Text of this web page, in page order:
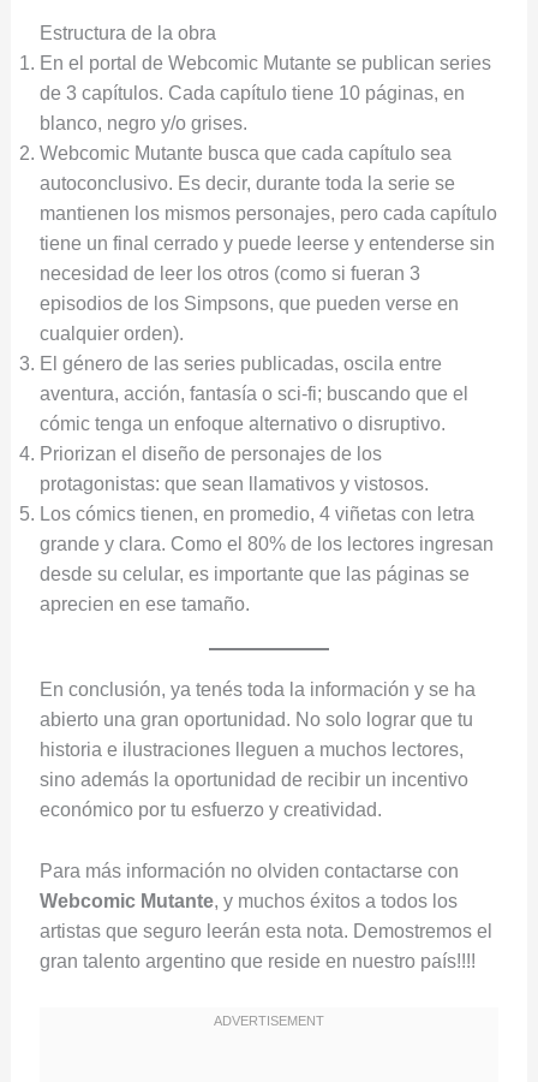
Estructura de la obra
En el portal de Webcomic Mutante se publican series
de 3 capítulos. Cada capítulo tiene 10 páginas, en
blanco, negro y/o grises.
Webcomic Mutante busca que cada capítulo sea
autoconclusivo. Es decir, durante toda la serie se
mantienen los mismos personajes, pero cada capítulo
tiene un final cerrado y puede leerse y entenderse sin
necesidad de leer los otros (como si fueran 3
episodios de los Simpsons, que pueden verse en
cualquier orden).
El género de las series publicadas, oscila entre
aventura, acción, fantasía o sci-fi; buscando que el
cómic tenga un enfoque alternativo o disruptivo.
Priorizan el diseño de personajes de los
protagonistas: que sean llamativos y vistosos.
Los cómics tienen, en promedio, 4 viñetas con letra
grande y clara. Como el 80% de los lectores ingresan
desde su celular, es importante que las páginas se
aprecien en ese tamaño.
En conclusión, ya tenés toda la información y se ha
abierto una gran oportunidad. No solo lograr que tu
historia e ilustraciones lleguen a muchos lectores,
sino además la oportunidad de recibir un incentivo
económico por tu esfuerzo y creatividad.
Para más información no olviden contactarse con
Webcomic Mutante, y muchos éxitos a todos los
artistas que seguro leerán esta nota. Demostremos el
gran talento argentino que reside en nuestro país!!!!